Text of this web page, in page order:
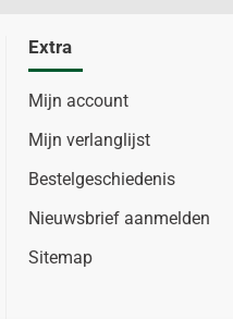
Extra
Mijn account
Mijn verlanglijst
Bestelgeschiedenis
Nieuwsbrief aanmelden
Sitemap